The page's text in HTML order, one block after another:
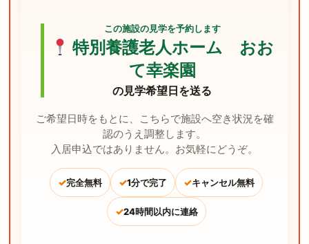
この施設の見学を予約します
特別養護老人ホーム おお
て幸楽園
の見学希望日を送る
ご希望日時をもとに、こちらで施設へ空き状況を確
認のうえ調整します。
入居申込ではありません。お気軽にどうぞ。
✓完全無料 ✓1分で完了 ✓キャンセル無料
✓24時間以内に連絡